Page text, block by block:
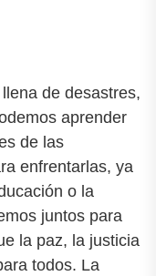
de desastres,
aprender
de las
enfrentarlas, ya
o la
juntos para
la paz, la justicia
todos. La